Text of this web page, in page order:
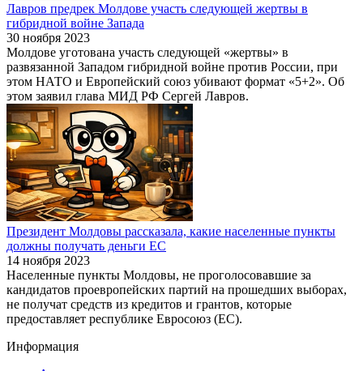
Лавров предрек Молдове участь следующей жертвы в
гибридной войне Запада
30 ноября 2023
Молдове уготована участь следующей «жертвы» в
развязанной Западом гибридной войне против России, при
этом НАТО и Европейский союз убивают формат «5+2». Об
этом заявил глава МИД РФ Сергей Лавров.
Президент Молдовы рассказала, какие населенные пункты
должны получать деньги ЕС
14 ноября 2023
Населенные пункты Молдовы, не проголосовавшие за
кандидатов проевропейских партий на прошедших выборах,
не получат средств из кредитов и грантов, которые
предоставляет республике Евросоюз (ЕС).
Информация